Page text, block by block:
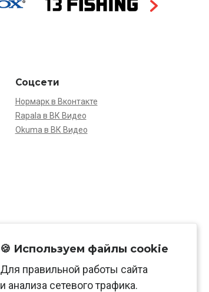
Соцсети
Нормарк в Вконтакте
Rapala в ВК Видео
Okuma в ВК Видео
🍪 Используем файлы cookie
Для правильной работы сайта
и анализа сетевого трафика.